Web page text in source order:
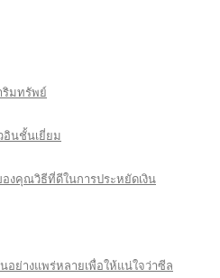
ริมทรัพย์
อินชั้นเยี่ยม
งคุณวิธีที่ดีในการประหยัดเงิน
อย่างแพร่หลายเพื่อให้แน่ใจว่าซีล